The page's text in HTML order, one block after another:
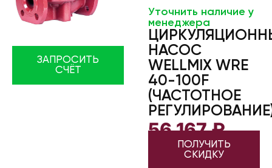
ЗАПРОСИТЬ
СЧЁТ
Уточнить наличие у
менеджера
НАСОС
WELLMIX WRE
40-100F
(ЧАСТОТНОЕ
56 167₽
ПОЛУЧИТЬ
СКИДКУ